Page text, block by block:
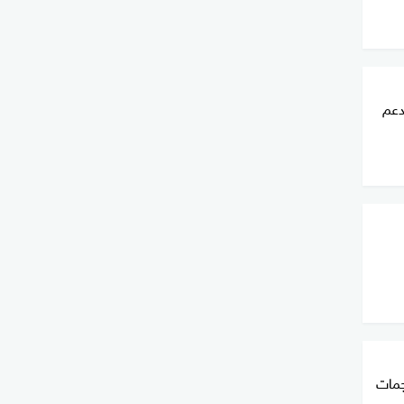
وإصابة 27 بهجمات